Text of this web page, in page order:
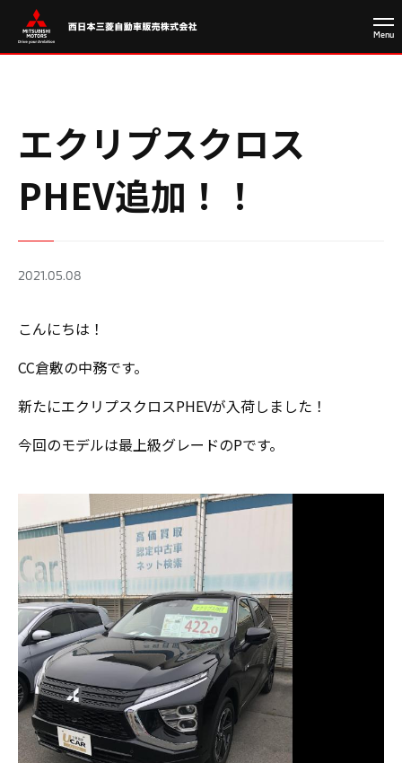
エクリプスクロス
PHEV追加！！
2021.05.08
こんにちは！
CC倉敷の中務です。
新たにエクリプスクロスPHEVが入荷しました！
今回のモデルは最上級グレードのPです。